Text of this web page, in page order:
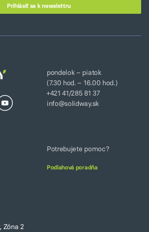
pondelok – piatok
(7.30 hod. – 16.00 hod.)
+421 41/285 81 37
info@solidway.sk
Zóna 2
Potrebujete pomoc?
Podlahová poradňa